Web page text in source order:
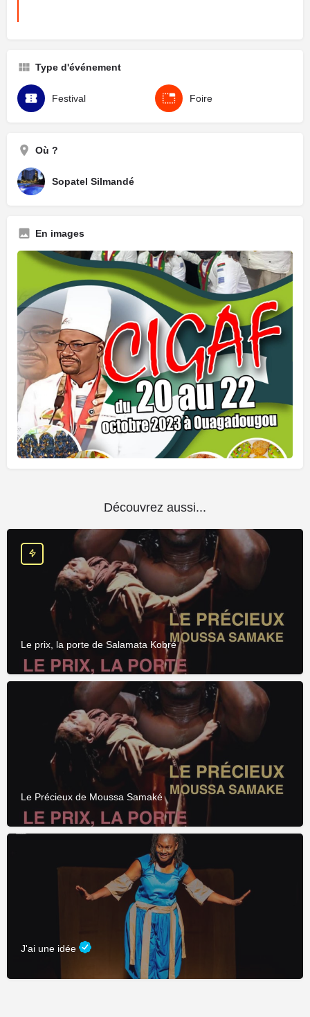
Type d'événement
Festival Foire
Où ?
Sopatel Silmandé
En images
Découvrez aussi...
Le prix, la porte de Salamata Kobré
Le Précieux de Moussa Samaké
J'ai une idée